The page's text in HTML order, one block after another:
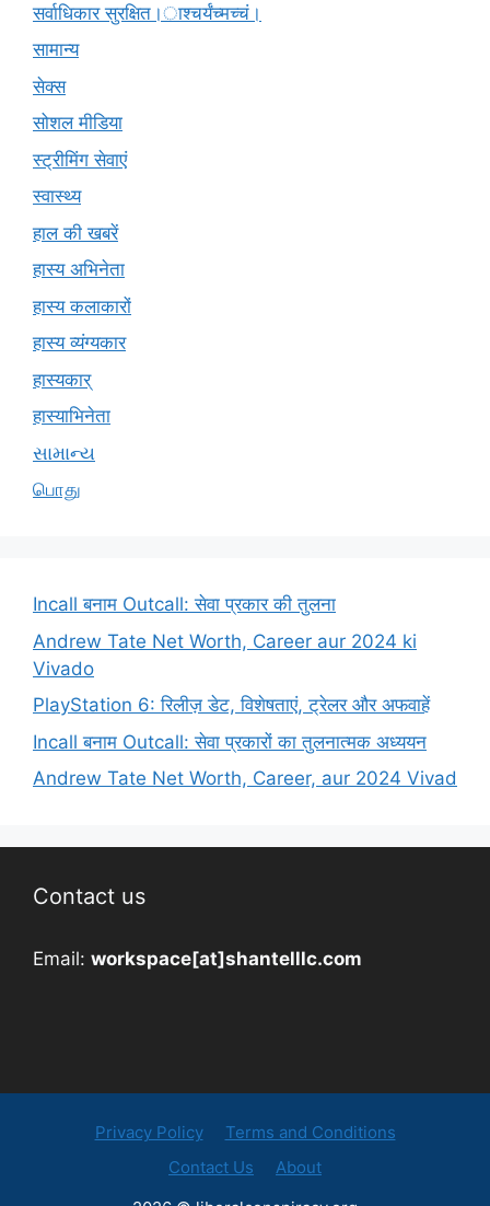
सर्वाधिकार सुरक्षित।ाश्चर्यंच्मच्चं।
सामान्य
सेक्स
सोशल मीडिया
स्ट्रीमिंग सेवाएं
स्वास्थ्य
हाल की खबरें
हास्य अभिनेता
हास्य कलाकारों
हास्य व्यंग्यकार
हास्यकार्
हास्याभिनेता
સામાન્ય
பொது
Incall बनाम Outcall: सेवा प्रकार की तुलना
Andrew Tate Net Worth, Career aur 2024 ki
Vivado
PlayStation 6: रिलीज़ डेट, विशेषताएं, ट्रेलर और अफवाहें
Incall बनाम Outcall: सेवा प्रकारों का तुलनात्मक अध्ययन
Andrew Tate Net Worth, Career, aur 2024 Vivad
Contact us
Email: workspace[at]shantelllc.com
Privacy Policy
Terms and Conditions
Contact Us
About